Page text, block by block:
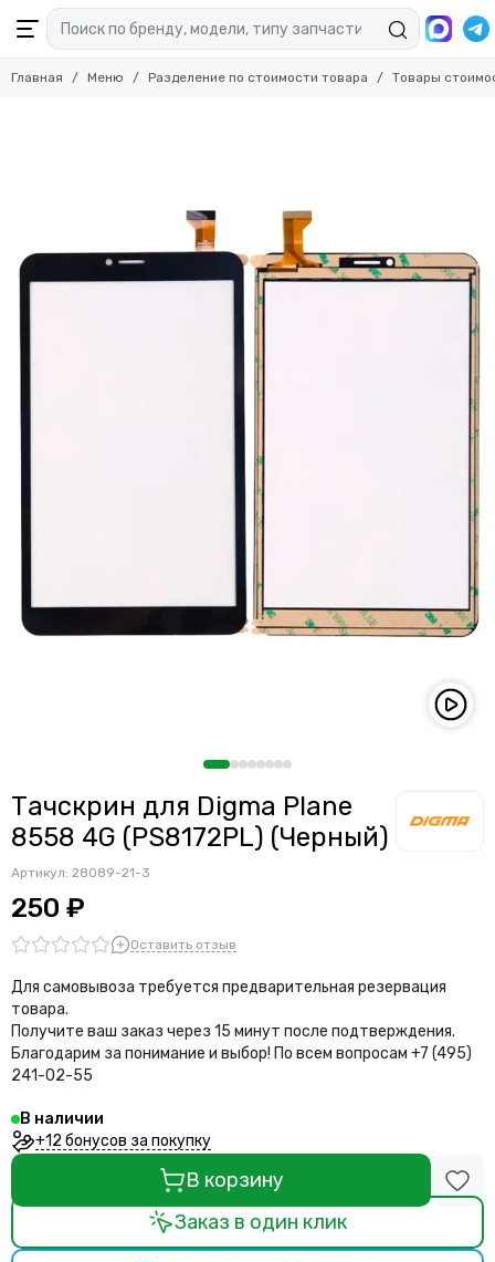
Главная Меню Разделение по стоимости товара Товары
Тачскрин для Digma Plane
8558 4G (PS8172PL) (Черный)
Артикул: 28089-21-3
250 ₽
Оставить отзыв
Для самовывоза требуется предварительная резервация
товара.
Получите ваш заказ через 15 минут после подтверждения.
Благодарим за понимание и выбор! По всем вопросам +7 (495)
241-02-55
В наличии
+12 бонусов за покупку
В корзину
Заказ в один клик